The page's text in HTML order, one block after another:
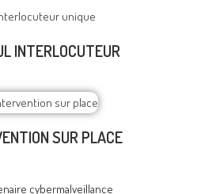
INTERLOCUTEUR
SUR PLACE